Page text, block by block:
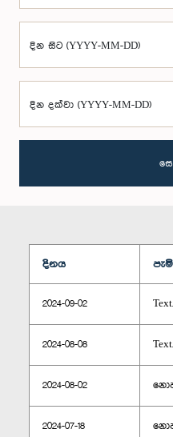
දින සිට (YYYY-MM-DD)
දින දක්වා (YYYY-MM-DD)
දිනය
2024-09-02
2024-08-08
2024-08-02
2024-07-18